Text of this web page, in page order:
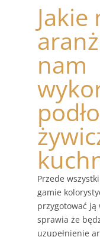
nam
Przede
gamie
przygotować
sprawia że
uzupełnienie